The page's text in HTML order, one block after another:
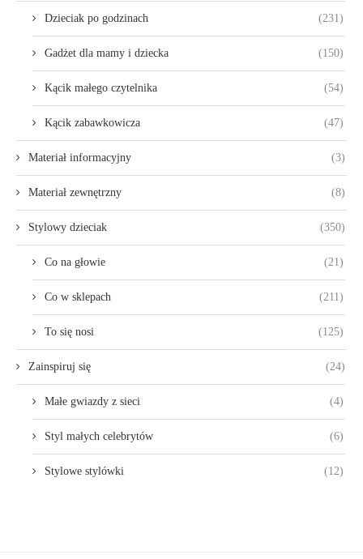
Dzieciak po godzinach (231)
Gadżet dla mamy i dziecka (150)
Kącik małego czytelnika (54)
Kącik zabawkowicza (47)
Materiał informacyjny (3)
Materiał zewnętrzny (8)
Stylowy dzieciak (350)
Co na głowie (21)
Co w sklepach (211)
To się nosi (125)
Zainspiruj się (24)
Małe gwiazdy z sieci (4)
Styl małych celebrytów (6)
Stylowe stylówki (12)